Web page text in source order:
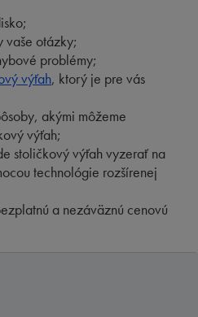
vaše otázky;
problémy;
výťah, ktorý je pre vás
akými môžeme
výťah;
stoličkový výťah vyzerať na
technológie rozšírenej
a nezáväznú cenovú